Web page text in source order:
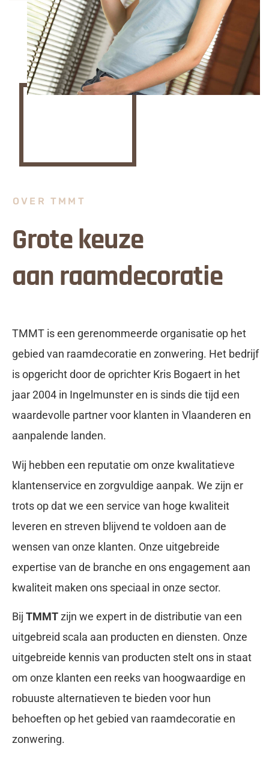
OVER TMMT
Grote keuze
aan raamdecoratie
TMMT is een gerenommeerde organisatie op het
gebied van raamdecoratie en zonwering. Het bedrijf
is opgericht door de oprichter Kris Bogaert in het
jaar 2004 in Ingelmunster en is sinds die tijd een
waardevolle partner voor klanten in Vlaanderen en
aanpalende landen.
Wij hebben een reputatie om onze kwalitatieve
klantenservice en zorgvuldige aanpak. We zijn er
trots op dat we een service van hoge kwaliteit
leveren en streven blijvend te voldoen aan de
wensen van onze klanten. Onze uitgebreide
expertise van de branche en ons engagement aan
kwaliteit maken ons speciaal in onze sector.
Bij TMMTzijn we expert in de distributie van een
uitgebreid scala aan producten en diensten. Onze
uitgebreide kennis van producten stelt ons in staat
om onze klanten een reeks van hoogwaardige en
robuuste alternatieven te bieden voor hun
behoeften op het gebied van raamdecoratie en
zonwering.